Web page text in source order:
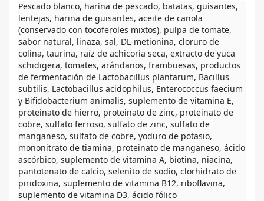
Pescado blanco, harina de pescado, batatas, guisantes,
lentejas, harina de guisantes, aceite de canola
(conservado con tocoferoles mixtos), pulpa de tomate,
sabor natural, linaza, sal, DL-metionina, cloruro de
colina, taurina, raíz de achicoria seca, extracto de yuca
schidigera, tomates, arándanos, frambuesas, productos
de fermentación de Lactobacillus plantarum, Bacillus
subtilis, Lactobacillus acidophilus, Enterococcus faecium
y Bifidobacterium animalis, suplemento de vitamina E,
proteinato de hierro, proteinato de zinc, proteinato de
cobre, sulfato ferroso, sulfato de zinc, sulfato de
manganeso, sulfato de cobre, yoduro de potasio,
mononitrato de tiamina, proteinato de manganeso, ácido
ascórbico, suplemento de vitamina A, biotina, niacina,
pantotenato de calcio, selenito de sodio, clorhidrato de
piridoxina, suplemento de vitamina B12, riboflavina,
suplemento de vitamina D3, ácido fólico